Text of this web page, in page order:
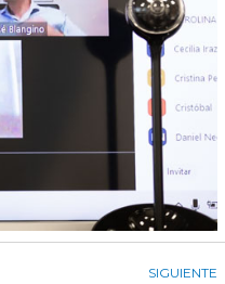
SIGUIENTE